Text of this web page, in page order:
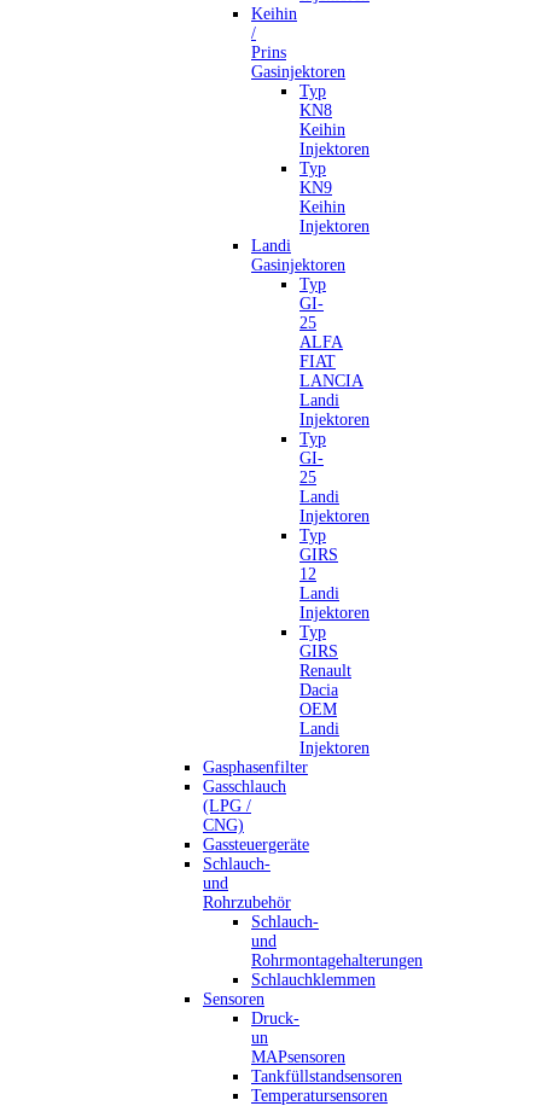
Keihin
/
Prins
Gasinjektoren
Typ
KN8
Keihin
Injektoren
Typ
KN9
Keihin
Injektoren
Landi
Gasinjektoren
Typ
GI-
25
ALFA
FIAT
LANCIA
Landi
Injektoren
Typ
GI-
25
Landi
Injektoren
Typ
GIRS
12
Landi
Injektoren
Typ
GIRS
Renault
Dacia
OEM
Landi
Injektoren
Gasphasenfilter
Gasschlauch
(LPG /
CNG)
Gassteuergeräte
Schlauch-
und
Rohrzubehör
Schlauch-
und
Rohrmontagehalterungen
Schlauchklemmen
Sensoren
Druck-
un
MAPsensoren
Tankfüllstandsensoren
Temperatursensoren